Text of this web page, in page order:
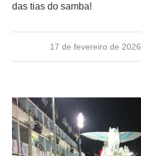
das tias do samba!
17 de fevereiro de 2026